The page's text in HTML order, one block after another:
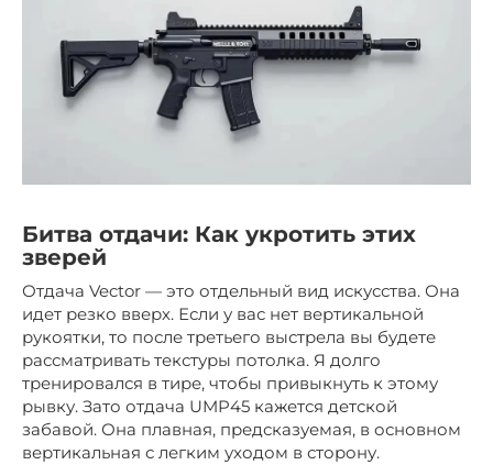
Битва отдачи: Как укротить этих
зверей
Отдача Vector — это отдельный вид искусства. Она
идет резко вверх. Если у вас нет вертикальной
рукоятки, то после третьего выстрела вы будете
рассматривать текстуры потолка. Я долго
тренировался в тире, чтобы привыкнуть к этому
рывку. Зато отдача UMP45 кажется детской
забавой. Она плавная, предсказуемая, в основном
вертикальная с легким уходом в сторону.